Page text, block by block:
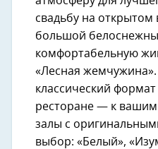
свадьбу на
большой
комфортабельную
«Лесная
классический
ресторане — к вашим
залы с
выбор: «Белый»,